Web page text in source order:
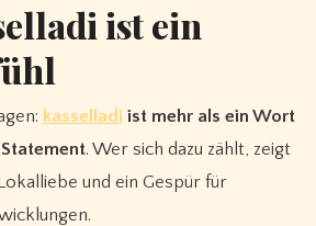
ist ein
kasselladi ist mehr als ein Wort
. Wer sich dazu zählt, zeigt
und ein Gespür für